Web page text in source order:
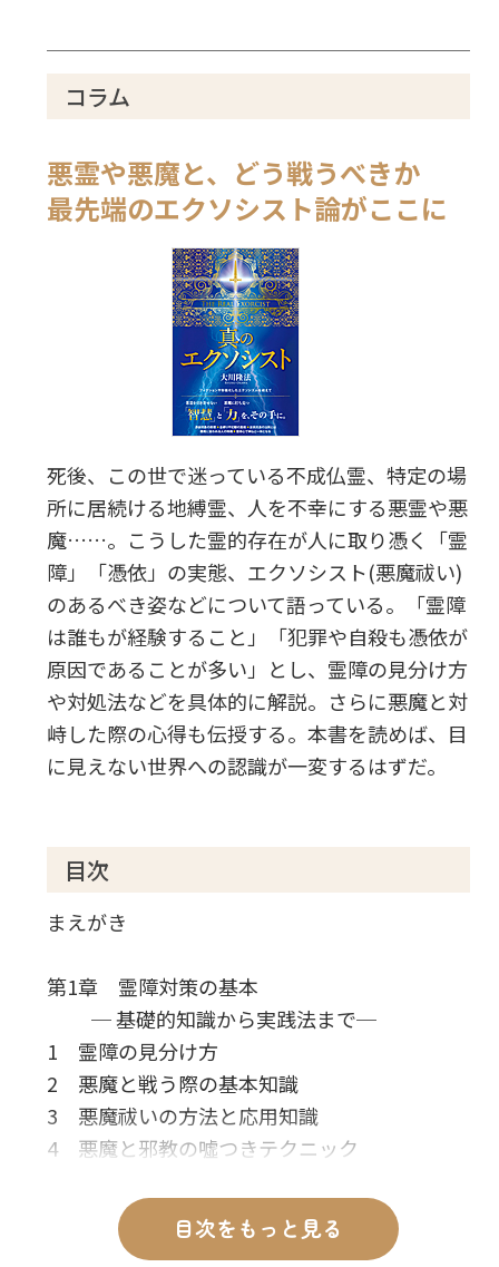
コラム
悪霊や悪魔と、どう戦うべきか
最先端のエクソシスト論がここに
死後、この世で迷っている不成仏霊、特定の場
所に居続ける地縛霊、人を不幸にする悪霊や悪
魔……。こうした霊的存在が人に取り憑く「霊
障」「憑依」の実態、エクソシスト(悪魔祓い)
のあるべき姿などについて語っている。「霊障
は誰もが経験すること」「犯罪や自殺も憑依が
原因であることが多い」とし、霊障の見分け方
や対処法などを具体的に解説。さらに悪魔と対
峙した際の心得も伝授する。本書を読めば、目
に見えない世界への認識が一変するはずだ。
目次
まえがき
第1章 霊障対策の基本
─ 基礎的知識から実践法まで─
1 霊障の見分け方
2 悪魔と戦う際の基本知識
3 悪魔祓いの方法と応用知識
4 悪魔と邪教の噓つきテクニック
第2章 真のエクソシスト
目次をもっと見る